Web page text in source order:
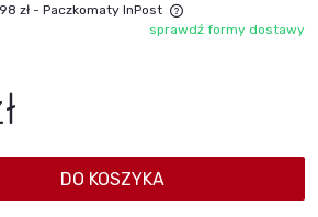
zł - Paczkomaty InPost
kosztów płatnościsprawdź formy dostawy
DO KOSZYKA